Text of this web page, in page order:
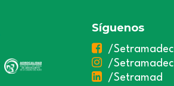
Síguenos
/Setramadec
/Setramadec
/Setramad